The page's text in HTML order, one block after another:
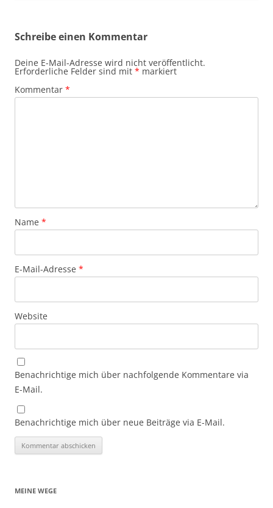
Schreibe einen Kommentar
Deine E-Mail-Adresse wird nicht veröffentlicht.
Erforderliche Felder sind mit * markiert
Kommentar *
Name *
E-Mail-Adresse *
Website
Benachrichtige mich über nachfolgende Kommentare via
E-Mail.
Benachrichtige mich über neue Beiträge via E-Mail.
MEINE WEGE